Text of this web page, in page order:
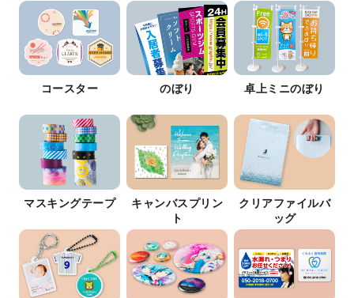
コースター のぼり 卓上ミニのぼり
マスキングテープ
キャンバスプリン
ト
クリアファイルバ
ッグ